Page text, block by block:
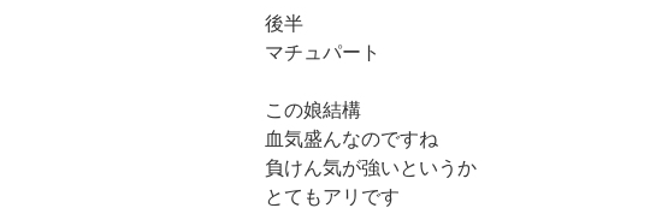
後半
マチュパート
この娘結構
血気盛んなのですね
負けん気が強いというか
とてもアリです